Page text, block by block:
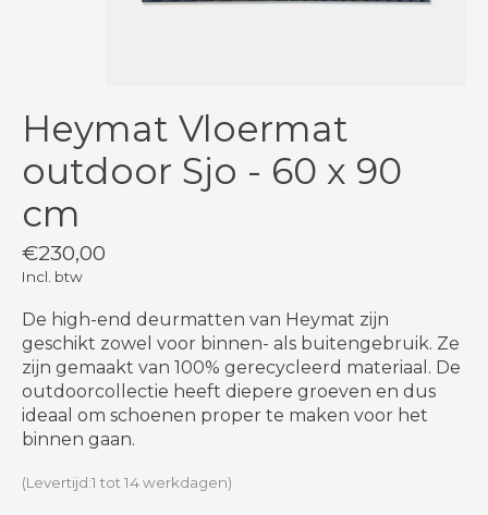
Heymat Vloermat
outdoor Sjo - 60 x 90
cm
€230,00
Incl. btw
De high-end deurmatten van Heymat zijn
geschikt zowel voor binnen- als buitengebruik. Ze
zijn gemaakt van 100% gerecycleerd materiaal. De
outdoorcollectie heeft diepere groeven en dus
ideaal om schoenen proper te maken voor het
binnen gaan.
(Levertijd:1 tot 14 werkdagen)